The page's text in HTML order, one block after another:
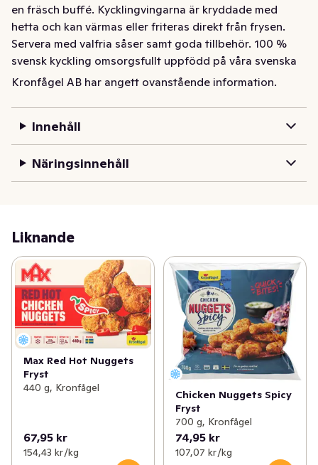
en fräsch buffé. Kycklingvingarna är kryddade med
hetta och kan värmas eller friteras direkt från frysen.
Servera med valfria såser samt goda tillbehör. 100 %
svensk kyckling omsorgsfullt uppfödd på våra svenska
gårdar, vilket innebär god djurhållning, högsta kvalitet
panerade kycklingvingar, perfekta som snacks eller på
hetta och kan värmas eller friteras direkt från frysen.
Servera med valfria såser samt goda tillbehör. 100 %
och hälsosam, klimatsmart mat på tallriken.
Kronfågel AB har angett ovanstående information.
Innehåll
Näringsinnehåll
Liknande
Max Red Hot Nuggets
Fryst
440 g, Kronfågel
67,95 kr
154,43 kr /kg
Chicken Nuggets Spicy
Fryst
700 g, Kronfågel
74,95 kr
107,07 kr /kg